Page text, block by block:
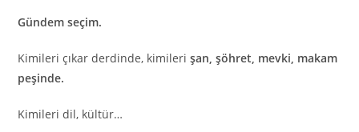
Gündem seçim.
Kimileri çıkar derdinde, kimilerişan, şöhret, mevki, makam
peşinde.
Kimileri dil, kültür…